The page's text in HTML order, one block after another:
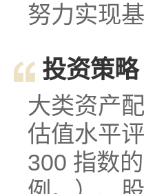
努力实现
投资策略
大类资产
估值水平
300 指数